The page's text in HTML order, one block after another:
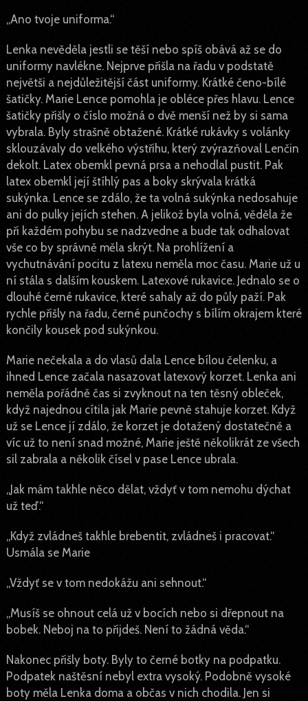
„Ano tvoje uniforma.“
Lenka nevěděla jestli se těší nebo spíš obává až se do
uniformy navlékne. Nejprve přišla na řadu v podstatě
největši a nejdůležitější část uniformy. Krátké čeno-bílé
šatičky. Marie Lence pomohla je obléce přes hlavu. Lence
šatičky přišly o číslo možná o dvě menší než by si sama
vybrala. Byly strašně obtažené. Krátké rukávky s volánky
sklouzávaly do velkého výstřihu, který zvýrazňoval Lenčin
dekolt. Latex obemkl pevná prsa a nehodlal pustit. Pak
latex obemkl její štíhlý pas a boky skrývala krátká
sukýnka. Lence se zdálo, že ta volná sukýnka nedosahuje
ani do pulky jejích stehen. A jelikož byla volná, věděla že
při každém pohybu se nadzvedne a bude tak odhalovat
vše co by správně měla skrýt. Na prohlížení a
vychutnávání pocitu z latexu neměla moc času. Marie už u
ní stála s dalším kouskem. Latexové rukavice. Jednalo se o
dlouhé černé rukavice, které sahaly až do půly paží. Pak
rychle přišly na řadu, černé punčochy s bílím okrajem které
končily kousek pod sukýnkou.
Marie nečekala a do vlasů dala Lence bílou čelenku, a
ihned Lence začala nasazovat latexový korzet. Lenka ani
neměla pořádně čas si zvyknout na ten těsný obleček,
když najednou cítila jak Marie pevně stahuje korzet. Když
už se Lence jí zdálo, že korzet je dotažený dostatečně a
víc už to není snad možné, Marie ještě několikrát ze všech
sil zabrala a několik čísel v pase Lence ubrala.
„Jak mám takhle něco dělat, vždyť v tom nemohu dýchat
už teď.“
„Když zvládneš takhle brebentit, zvládneš i pracovat.“
Usmála se Marie
„Vždyť se v tom nedokážu ani sehnout.“
„Musíš se ohnout celá už v bocích nebo si dřepnout na
bobek. Neboj na to přijdeš. Není to žádná věda.“
Nakonec přišly boty. Byly to černé botky na podpatku.
Podpatek naštěsní nebyl extra vysoký. Podobně vysoké
boty měla Lenka doma a občas v nich chodila. Jen si